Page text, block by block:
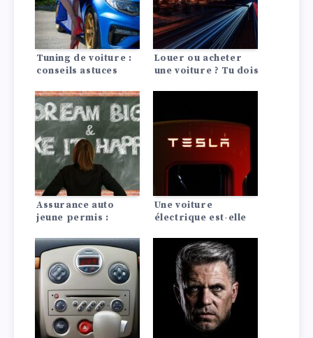
Tuning de voiture :
conseils astuces
Louer ou acheter
une voiture ? Tu dois
Assurance auto
jeune permis :
moins cher
Une voiture
électrique est-elle
comparaison avec
les moteurs à
combustion